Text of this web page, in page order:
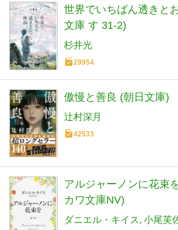
世界でいちばん透きと
文庫 す 31-2)
杉井光
29954
傲慢と善良 (朝日文庫)
辻村深月
42533
アルジャーノンに花束
カワ文庫NV)
ダニエル・キイス 小尾芙